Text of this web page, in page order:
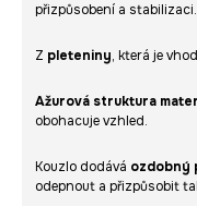
přizpůsobení a stabilizaci.
Z pleteniny, která je
Ažurová struktura
obohacuje vzhled.
Kouzlo dodává ozdobný
odepnout a přizpůsobit